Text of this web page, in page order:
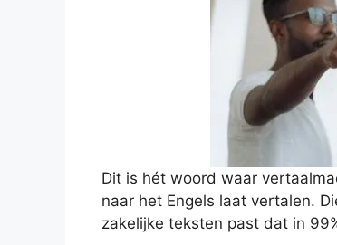
Dit is hét woord waar
naar het Engels laat vertalen.
zakelijke teksten past dat in